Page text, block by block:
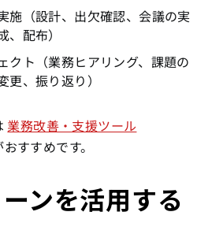
施（設計、出欠確認、会議の実
配布）
クト（業務ヒアリング、課題の
、振り返り）
業務改善・支援ツール
すすめです。
ンを活用する